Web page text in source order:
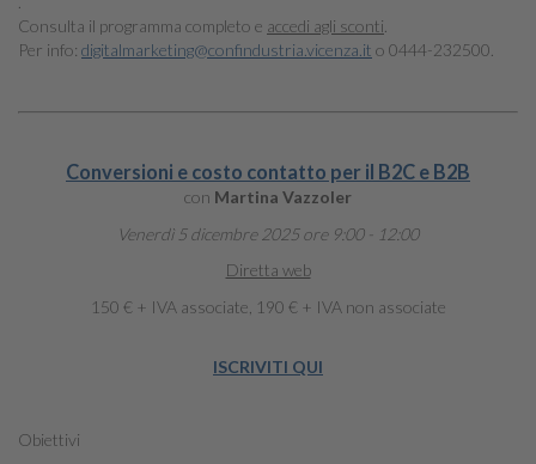
Consulta il programma completo e accedi agli sconti
Per info: digitalmarketing@confindustria.vicenza.it o 0444-232500.
Conversioni e costo contatto per il B2C e B2B
con Martina Vazzoler
Venerdì 5 dicembre 2025 ore 9:00 - 12:00
Diretta web
150 € + IVA associate, 190 € + IVA non associate
ISCRIVITI QUI
Obiettivi